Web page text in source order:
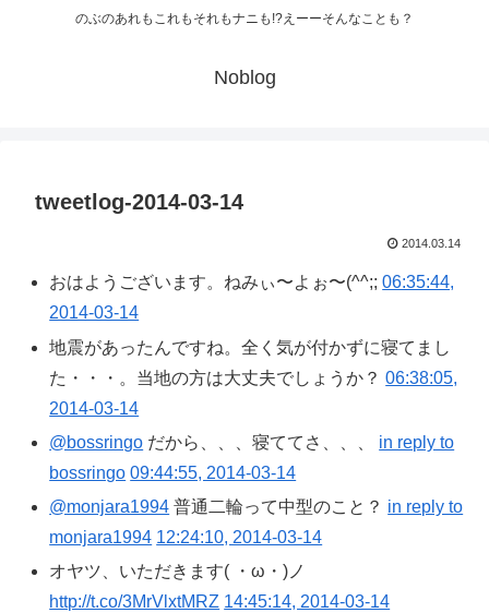
のぶのあれもこれもそれもナニも!?えーーそんなことも？
Noblog
tweetlog-2014-03-14
2014.03.14
おはようございます。ねみぃ〜よぉ〜(^^;;06:35:44,
2014-03-14
地震があったんですね。全く気が付かずに寝てまし
た・・・。当地の方は大丈夫でしょうか？06:38:05,
2014-03-14
@bossringo だから、、、寝ててさ、、、 in reply to
bossringo 09:44:55, 2014-03-14
@monjara1994 普通二輪って中型のこと？ in reply to
monjara1994 12:24:10, 2014-03-14
オヤツ、いただきます( ・ω・)ノ
http://t.co/3MrVlxtMRZ 14:45:14, 2014-03-14